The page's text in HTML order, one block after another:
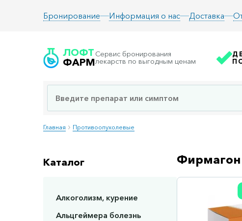
Бронирование Информация о нас Доставка
ЛОФТ
ФАРМ
Сервис бронирования
лекарств по выгодным ценам
Главная Противоопухолевые
Каталог
Алкоголизм, курение
Альцгеймера болезнь
Фирмагон